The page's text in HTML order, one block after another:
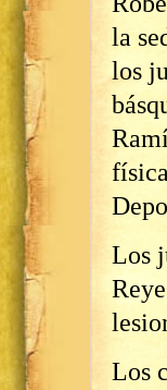
la
los
Los
Los